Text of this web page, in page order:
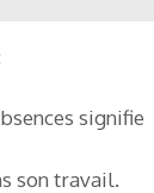
signifie
son travail.